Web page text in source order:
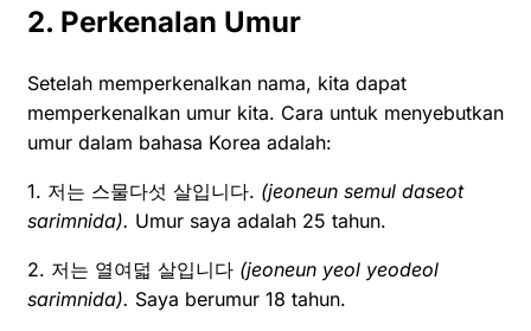
2. Perkenalan Umur
Setelah memperkenalkan nama, kita dapat
memperkenalkan umur kita. Cara untuk menyebutkan
umur dalam bahasa Korea adalah:
1. 저는 스물다섯 살입니다. (jeoneun semul daseot
sarimnida). Umur saya adalah 25 tahun.
2. 저는 열여덟 살입니다 (jeoneun yeol yeodeol
sarimnida). Saya berumur 18 tahun.